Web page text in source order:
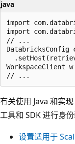
java
import
import
// ...
DatabricksConfig
WorkspaceClient
有关使用 Java 和实现
工具和 SDK 进行身
设置适用于